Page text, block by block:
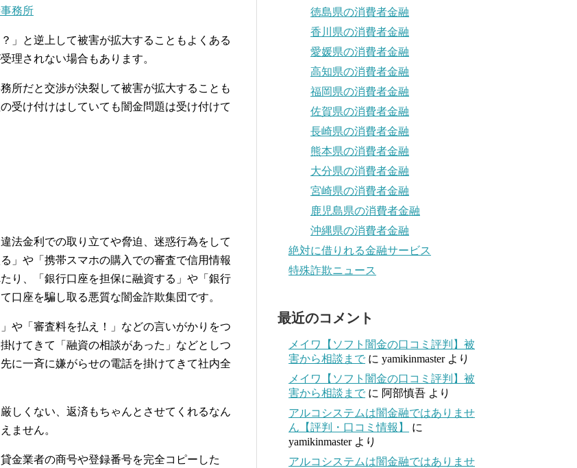
務所
」と逆上して被害が拡大することもよくある
理されない場合もあります。
所だと交渉が決裂して被害が拡大することも
受け付けはしていても闇金問題は受け付けて
法金利での取り立てや脅迫、迷惑行為をして
」や「携帯スマホの購入での審査で信用情報
り、「銀行口座を担保に融資する」や「銀行
口座を騙し取る悪質な闇金詐欺集団です。
や「審査料を払え！」などの言いがかりをつ
けてきて「融資の相談があった」などとしつ
に一斉に嫌がらせの電話を掛けてきて社内全
しくない、返済もちゃんとさせてくれるなん
ません。
金業者の商号や登録番号を完全コピーした
徳島県の消費者金融
香川県の消費者金融
愛媛県の消費者金融
高知県の消費者金融
福岡県の消費者金融
佐賀県の消費者金融
長崎県の消費者金融
熊本県の消費者金融
大分県の消費者金融
宮崎県の消費者金融
鹿児島県の消費者金融
沖縄県の消費者金融
絶対に借りれる金融サービス
特殊詐欺ニュース
最近のコメント
メイワ【ソフト闇金の口コミ評判】被
害から相談まで に yamikinmasterより
メイワ【ソフト闇金の口コミ評判】被
害から相談まで に 阿部慎吾 より
アルコシステムは闇金融ではありませ
ん【評判・口コミ情報】
に
yamikinmasterより
アルコシステムは闇金融ではありませ